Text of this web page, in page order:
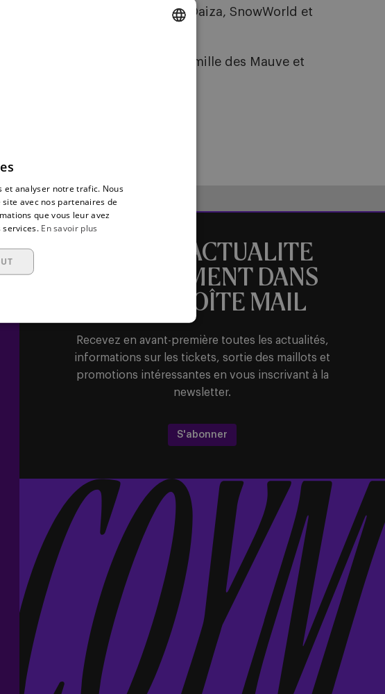
dans Durbuy Aventure, Pairi Daiza, SnowWorld et
passionné. Toute la famille des Mauve et
TOUTE L’ACTUALITE
DIRECTEMENT DANS
VOTRE BOÎTE MAIL
Recevez en avant-première toutes les actualités,
informations sur les tickets, sortie des maillots et
promotions intéressantes en vous inscrivant à la
newsletter.
S'abonner
et analyser notre trafic. Nous
avec nos partenaires de
que vous leur avez
En savoir plus